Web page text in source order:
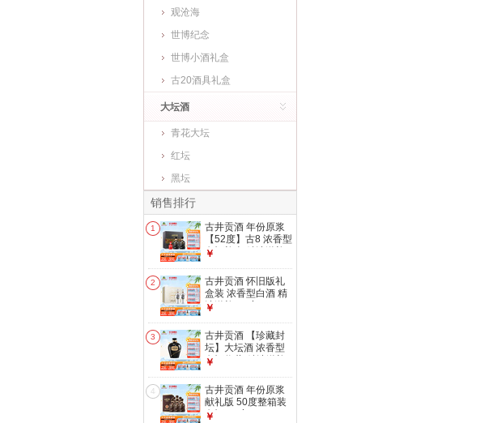
观沧海
世博纪念
世博小酒礼盒
古20酒具礼盒
大坛酒
青花大坛
红坛
黑坛
销售排行
1
古井贡酒 年份原浆
【52度】古8 浓香型
白酒礼盒 精选送礼
（礼盒装）
￥
2
古井贡酒 怀旧版礼
盒装 浓香型白酒 精
选送礼 50度 500mL
￥
3
古井贡酒 【珍藏封
坛】大坛酒 浓香型
白酒收藏-精选送礼
￥
4
古井贡酒 年份原浆
献礼版 50度整箱装
白酒 50度 500mL 6
￥